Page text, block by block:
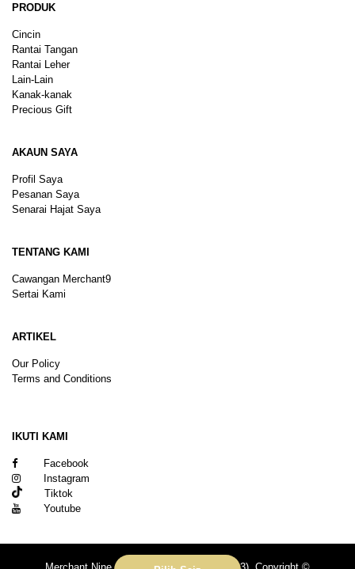
PRODUK
Cincin
Rantai Tangan
Rantai Leher
Lain-Lain
Kanak-kanak
Precious Gift
AKAUN SAYA
Profil Saya
Pesanan Saya
Senarai Hajat Saya
TENTANG KAMI
Cawangan Merchant9
Sertai Kami
ARTIKEL
Our Policy
Terms and Conditions
IKUTI KAMI
Facebook
Instagram
Tiktok
Youtube